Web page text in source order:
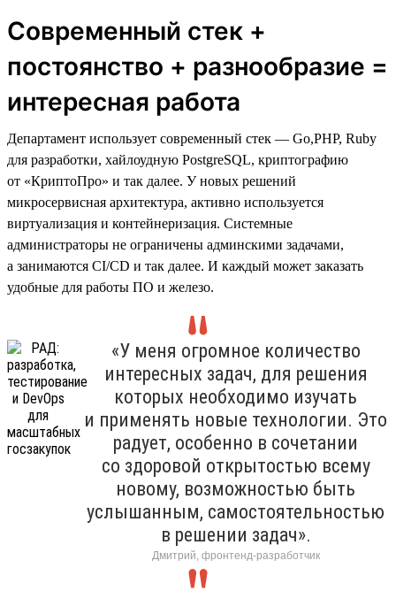
Современный стек +
постоянство + разнообразие =
интересная работа
Департамент использует современный стек — Go,PHP, Ruby
для разработки, хайлоудную PostgreSQL, криптографию
от «КриптоПро» и так далее. У новых решений
микросервисная архитектура, активно используется
виртуализация и контейнеризация. Системные
администраторы не ограничены админскими задачами,
а занимаются CI/CD и так далее. И каждый может заказать
удобные для работы ПО и железо.
«У меня огромное количество
интересных задач, для решения
которых необходимо изучать
и применять новые технологии. Это
радует, особенно в сочетании
со здоровой открытостью всему
новому, возможностью быть
услышанным, самостоятельностью
в решении задач».
Дмитрий, фронтенд-разработчик